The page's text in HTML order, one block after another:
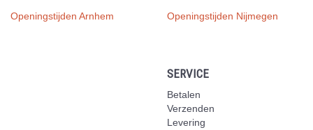
Openingstijden Arnhem Openingstijden Nijmegen
SERVICE
Betalen
Verzenden
Levering